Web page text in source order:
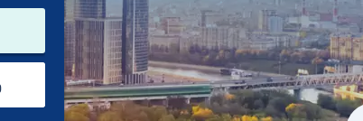
lugar de alquiler
Lugar de devolución